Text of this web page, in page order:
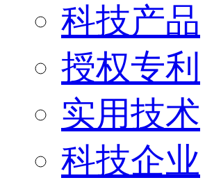
科技产品
授权专利
实用技术
科技企业